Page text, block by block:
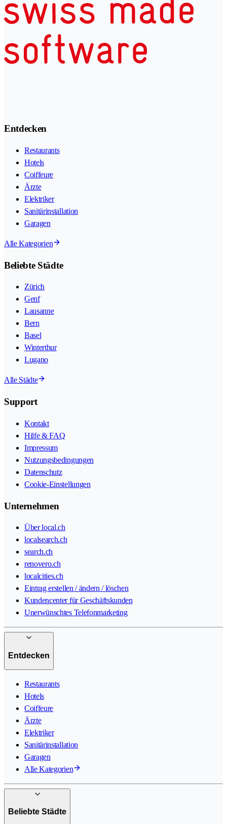
Entdecken
Restaurants
Hotels
Coiffeure
Ärzte
Elektriker
Sanitärinstallation
Garagen
Alle Kategorien
Beliebte Städte
Zürich
Genf
Lausanne
Bern
Basel
Winterthur
Lugano
Alle Städte
Support
Kontakt
Hilfe & FAQ
Impressum
Nutzungsbedingungen
Datenschutz
Cookie-Einstellungen
Unternehmen
Über local.ch
localsearch.ch
search.ch
renovero.ch
localcities.ch
Eintrag erstellen / ändern / löschen
Kundencenter für Geschäftskunden
Unerwünschtes Telefonmarketing
Entdecken
Restaurants
Hotels
Coiffeure
Ärzte
Elektriker
Sanitärinstallation
Garagen
Alle Kategorien
Beliebte Städte